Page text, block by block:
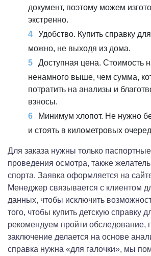
документ, поэтому можем
экстренно.
Удобство. Купить справку
можно, не выходя из дома.
Доступная цена. Стоимость
ненамного выше, чем сумма,
потратить на анализы и
взносы.
Минимум хлопот. Не нужно
и стоять в километровых
Для заказа нужны только
проведения осмотра, также
спорта. Заявка оформляется на
Менеджер связывается с клиентом
данных, чтобы исключить
того, чтобы купить детскую справку
рекомендуем пройти обследование,
заключение делается на основе
справка нужна «для галочки», мы